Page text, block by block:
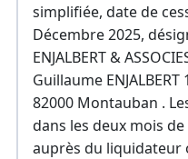
simplifiée, date de
Décembre 2025,
ENJALBERT &
Guillaume
82000 Montauban .
dans les deux mois
auprès du liquidateur